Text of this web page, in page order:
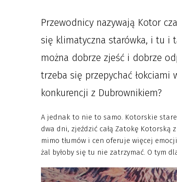
Przewodnicy nazywają Kotor
się klimatyczna starówka, i tu i
można dobrze zjeść i dobrze
trzeba się przepychać łokciami
konkurencji z Dubrownikiem?
A jednak to nie to samo. Kotorskie
dwa dni, zjeździć całą Zatokę Kotorską
mimo tłumów i cen oferuje więcej
żal byłoby się tu nie zatrzymać. O tym